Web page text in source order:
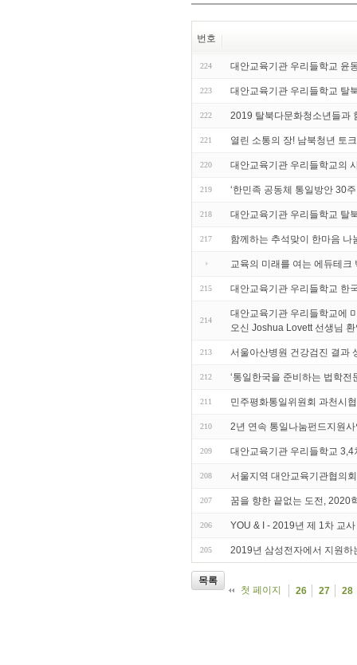
번호
224 대안교육기관 우리들학교 윤
223 대안교육기관 우리들학교 탈
222 2019 탈북다문화청소년들과
221 열린 소통의 장! 남북청년 토
220 대안교육기관 우리들학교의
219 ‘한민족 공동체 통일방안 30
218 대안교육기관 우리들학교 탈
217 함께하는 추석맞이 한마음 나
교육의 미래를 여는 에듀테크
215 대안교육기관 우리들학교 한
214
대안교육기관 우리들학교에
오신 Joshua Lovett 선생님
213 서울아산병원 건강검진 결과
212 ‘통일한국을 준비하는 법학
211 민주평화통일위원회 과천시
210 2년 연속 통일나눔펀드지원
209 대안교육기관 우리들학교
208 서울지역 대안교육기관협의
207 꿈을 향한 끝없는 도전, 2020
206 YOU & I - 2019년 제 1차 교
205 2019년 삼성전자에서 지원하
목록
첫 페이지
26 27 28